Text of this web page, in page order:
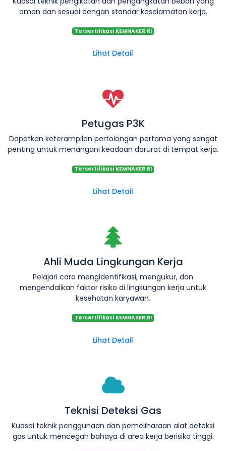
aman dan sesuai dengan standar keselamatan kerja.
Tersertifikasi KEMNAKER RI
Lihat Detail
Petugas P3K
Dapatkan keterampilan pertolongan pertama yang sangat
penting untuk menangani keadaan darurat di tempat kerja.
Tersertifikasi KEMNAKER RI
Lihat Detail
Ahli Muda Lingkungan Kerja
Pelajari cara mengidentifikasi, mengukur, dan
mengendalikan faktor risiko di lingkungan kerja untuk
kesehatan karyawan.
Tersertifikasi KEMNAKER RI
Lihat Detail
Teknisi Deteksi Gas
Kuasai teknik penggunaan dan pemeliharaan alat deteksi
gas untuk mencegah bahaya di area kerja berisiko tinggi.